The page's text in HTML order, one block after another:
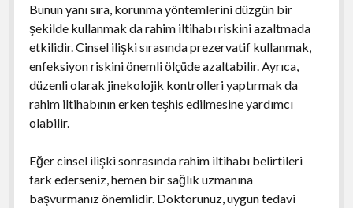
Bunun yanı sıra, korunma yöntemlerini düzgün bir
şekilde kullanmak da rahim iltihabı riskini azaltmada
etkilidir. Cinsel ilişki sırasında prezervatif kullanmak,
enfeksiyon riskini önemli ölçüde azaltabilir. Ayrıca,
düzenli olarak jinekolojik kontrolleri yaptırmak da
rahim iltihabının erken teşhis edilmesine yardımcı
olabilir.
Eğer cinsel ilişki sonrasında rahim iltihabı belirtileri
fark ederseniz, hemen bir sağlık uzmanına
başvurmanız önemlidir. Doktorunuz, uygun tedavi